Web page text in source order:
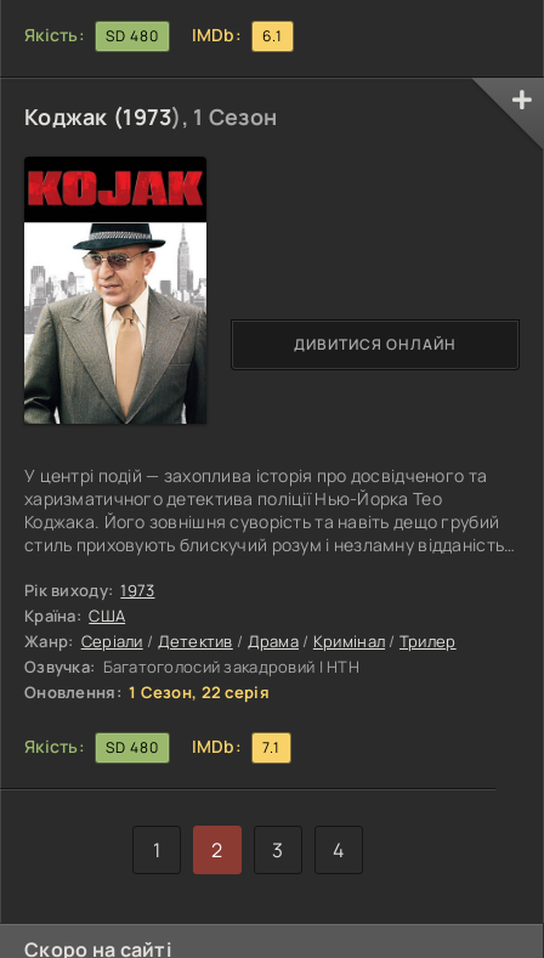
Якість: SD 480 IMDb: 6.1
Коджак (1973), 1 Сезон
У центрі подій — захоплива історія про досвідченого та
харизматичного детектива поліції Нью-Йорка Тео
Коджака. Його зовнішня суворість та навіть дещо грубий
стиль приховують блискучий розум і незламну відданість
справжнє задоволення у розслідуванні найзаплутаніших
злочинів. Жоден злочинець ще не зміг уникнути його
гострого погляду й інтуїції. Тео вирізняється не лише
професіоналізмом, а й невичерпним оптимізмом і тонким
почуттям гумору, які
Рік виходу: 1973
Країна: США
Жанр: Серіали / Детектив / Драма / Кримінал / Трилер
Озвучка: Багатоголосий закадровий | НТН
Оновлення: 1 Сезон, 22 серія
Якість: SD 480 IMDb: 7.1
ДИВИТИСЯ ОНЛАЙН
1 2 3 4
Скоро на сайті